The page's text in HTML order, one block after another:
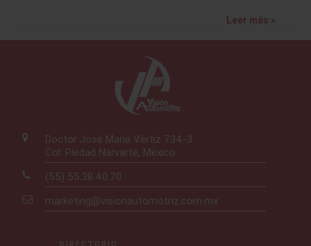
Leer más »
Doctor José María Vértiz 734-3
Col. Piedad Narvarte, México
(55) 55.38.40.70
marketing@visionautomotriz.com.mx